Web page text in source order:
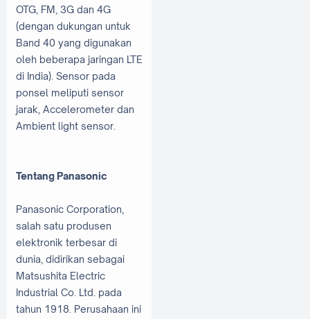
OTG, FM, 3G dan 4G
(dengan dukungan untuk
Band 40 yang digunakan
oleh beberapa jaringan LTE
di India). Sensor pada
ponsel meliputi sensor
jarak, Accelerometer dan
Ambient light sensor.
Tentang Panasonic
Panasonic Corporation,
salah satu produsen
elektronik terbesar di
dunia, didirikan sebagai
Matsushita Electric
Industrial Co. Ltd. pada
tahun 1918. Perusahaan ini